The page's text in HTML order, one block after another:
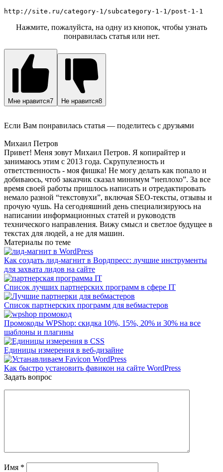
http://site.ru/category-1/subcategory-1-1/post-1-1
Нажмите, пожалуйста, на одну из кнопок, чтобы узнать
понравилась статья или нет.
Мне нравится7 Не нравится8
Если Вам понравилась статья — поделитесь с друзьями
Михаил Петров
Привет! Меня зовут Михаил Петров. Я копирайтер и
занимаюсь этим с 2013 года. Скрупулезность и
ответственность - моя фишка! Не могу делать как попало и
добиваюсь, чтоб заказчик сказал минимум “неплохо”. За все
время своей работы пришлось написать и отредактировать
немало разной “текстовухи”, включая SEO-тексты, отзывы и
прочую чушь. На сегодняшний день специализируюсь на
написании информационных статей и руководств
технического направления. Вижу смысл и светлое будущее в
текстах для людей, а не для машин.
Материалы по теме
Как создать лид-магнит в Вордпресс: лучшие инструменты
для захвата лидов на сайте
Список лучших партнерских программ в сфере IT
Список партнерских программ для вебмастеров
Промокоды WPShop: скидка 10%, 15%, 20% и 30% на все
шаблоны и плагины
Единицы измерения в веб-дизайне
Как быстро установить фавикон на сайте WordPress
Задать вопрос
Имя *